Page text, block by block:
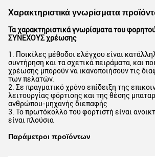
Χαρακτηριστικά γνωρίσματα
Τα χαρακτηριστικά γνωρίσματα του
ΣΥΝΕΧΟΥΣ χρέωσης
1. Ποικίλες μέθοδοι ελέγχου είναι
συντήρηση και τα σχετικά πειράματα, και
χρέωσης μπορούν να ικανοποιήσουν τις
των πελατών.
2. Σε πραγματικό χρόνο επίδειξη της
λειτουργίας φόρτισης και της θέσης
ανθρώπου-μηχανής διεπαφής
3. Το πρωτόκολλο του φορτιστή είναι
είναι πλούσια
Παράμετροι προϊόντων